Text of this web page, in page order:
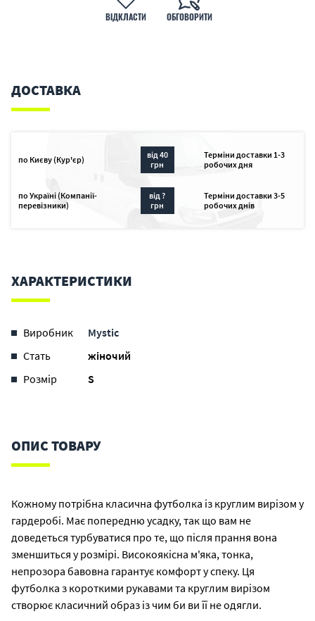
ВІДКЛАСТИ ОБГОВОРИТИ
ДОСТАВКА
по Києву (Кур'єр)
від 40
грн
Терміни доставки 1-3
робочих дня
по Україні (Компанії-
перевізники)
від ?
грн
Терміни доставки 3-5
робочих днів
ХАРАКТЕРИСТИКИ
Виробник
Mystic
Стать
жіночий
Розмір
S
ОПИС ТОВАРУ
Кожному потрібна класична футболка із круглим вирізом у
гардеробі. Має попередню усадку, так що вам не
доведеться турбуватися про те, що після прання вона
зменшиться у розмірі. Високоякісна м'яка, тонка,
непрозора бавовна гарантує комфорт у спеку. Ця
футболка з короткими рукавами та круглим вирізом
створює класичний образ із чим би ви її не одягли.